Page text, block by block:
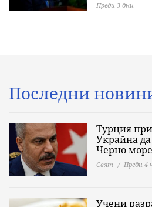
Преди 3 дни
Последни
Турция
Украйна
Черно море
Свят Преди 4
Учени